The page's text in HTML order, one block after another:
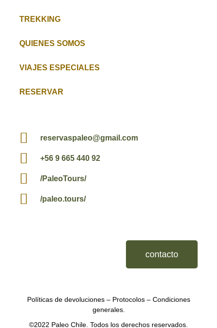
TREKKING
QUIENES SOMOS
VIAJES ESPECIALES
RESERVAR
reservaspaleo@gmail.com
+56 9 665 440 92
/PaleoTours/
/paleo.tours/
contacto
©2022 Paleo Chile. Todos los derechos reservados.
Políticas de devoluciones– Protocolos– Condiciones
generales.